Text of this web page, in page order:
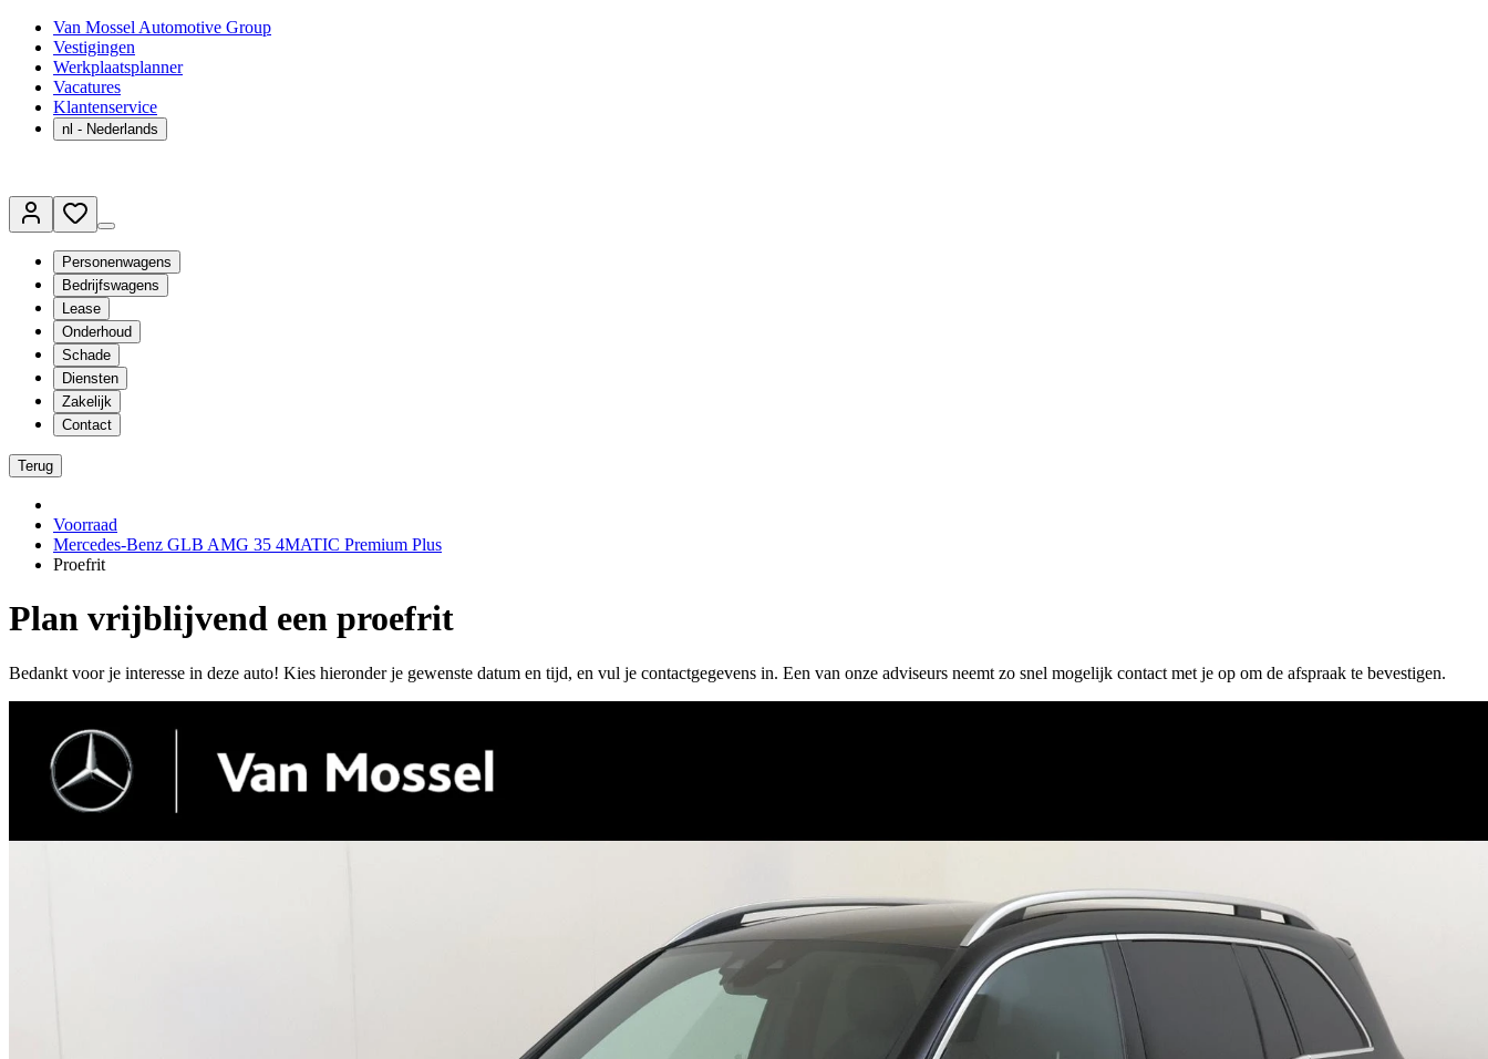
Van Mossel Automotive Group
Vestigingen
Werkplaatsplanner
Vacatures
Klantenservice
nl - Nederlands
Personenwagens
Bedrijfswagens
Lease
Onderhoud
Schade
Diensten
Zakelijk
Contact
Terug
Voorraad
Mercedes-Benz GLB AMG 35 4MATIC Premium Plus
Proefrit
Plan vrijblijvend een proefrit
Bedankt voor je interesse in deze auto! Kies hieronder je gewenste datum en tijd, en vul je contactgegevens in. Een van onze adviseurs neemt zo snel mogelijk contact met je op om de afspraak te bevestigen.